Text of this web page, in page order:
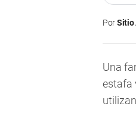
PorSitio
Una
estafa